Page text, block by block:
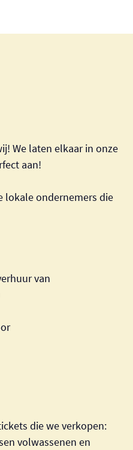
We laten elkaar in onze
aan!
lokale ondernemers die
van
die we verkopen:
volwassenen en